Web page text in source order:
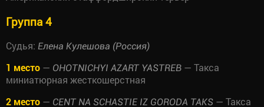
Группа 4
Судья: Елена Кулешова (Россия)
1 место — OHOTNICHYI AZART YASTREB — Такса
миниатюрная жесткошерстная
2 место — CENT NA SCHASTIE IZ GORODA TAKS — Такса